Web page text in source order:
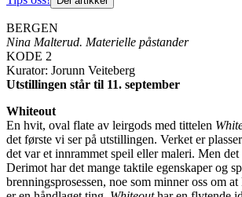
BERGEN
Nina Malterud. Materielle påstander
KODE 2
Kurator: Jorunn Veiteberg
Utstillingen står til 11. september
Whiteout
En hvit, oval flate av leirgods med tittelen
det første vi ser på utstillingen. Verket er
det var et innrammet speil eller maleri. Men
Derimot har det mange taktile egenskaper og
brenningsprosessen, noe som minner oss om